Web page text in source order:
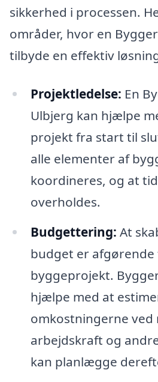
sikkerhed i processen.
områder, hvor en
tilbyde en effektiv
Projektledelse: En
Ulbjerg kan hjælpe
projekt fra start til
alle elementer af
koordineres, og at
overholdes.
Budgettering: At
budget er
byggeprojekt.
hjælpe med at
omkostningerne ved
arbejdskraft og
kan planlægge